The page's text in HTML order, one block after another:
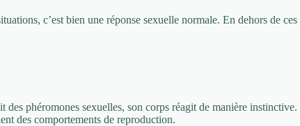
c’est bien une réponse sexuelle normale. En dehors de ces
phéromones sexuelles, son corps réagit de manière instinctive.
des comportements de reproduction.